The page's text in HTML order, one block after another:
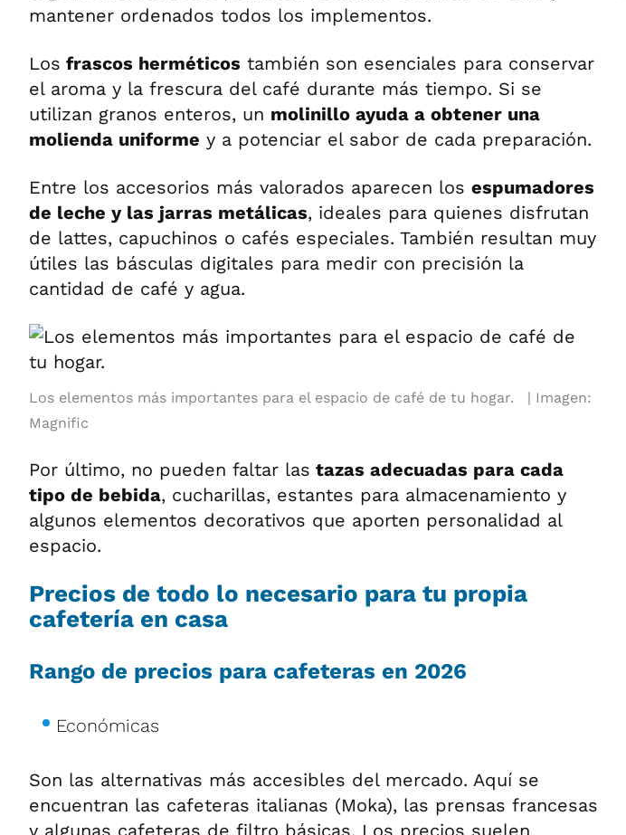
mantener ordenados todos los implementos.
Los frascos herméticos también son esenciales para conservar
el aroma y la frescura del café durante más tiempo. Si se
utilizan granos enteros, un molinillo ayuda a obtener una
molienda uniforme y a potenciar el sabor de cada preparación.
Entre los accesorios más valorados aparecen los espumadores
de leche y las jarras metálicas, ideales para quienes disfrutan
de lattes, capuchinos o cafés especiales. También resultan muy
útiles las básculas digitales para medir con precisión la
cantidad de café y agua.
Los elementos más importantes para el espacio de café de tu hogar.
Imagen:
Magnific
Por último, no pueden faltar las tazas adecuadas para cada
tipo de bebida, cucharillas, estantes para almacenamiento y
algunos elementos decorativos que aporten personalidad al
espacio.
Precios de todo lo necesario para tu propia
cafetería en casa
Rango de precios para cafeteras en 2026
Económicas
Son las alternativas más accesibles del mercado. Aquí se
encuentran las cafeteras italianas (Moka), las prensas francesas
y algunas cafeteras de filtro básicas. Los precios suelen